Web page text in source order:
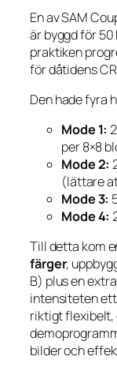
En av SAM
är byggd för 50
praktiken
för dåtidens
Den hade fyra
Mode 1:
per 8×8
Mode 2:
(lättare
Mode 3:
Mode 4:
Till detta kom
färger,
B) plus en
intensiteten
riktigt flexibelt,
bilder och